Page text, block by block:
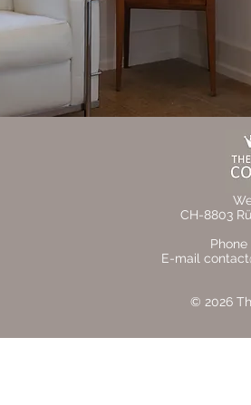
CH-8803
Phone
E-mail
© 2026